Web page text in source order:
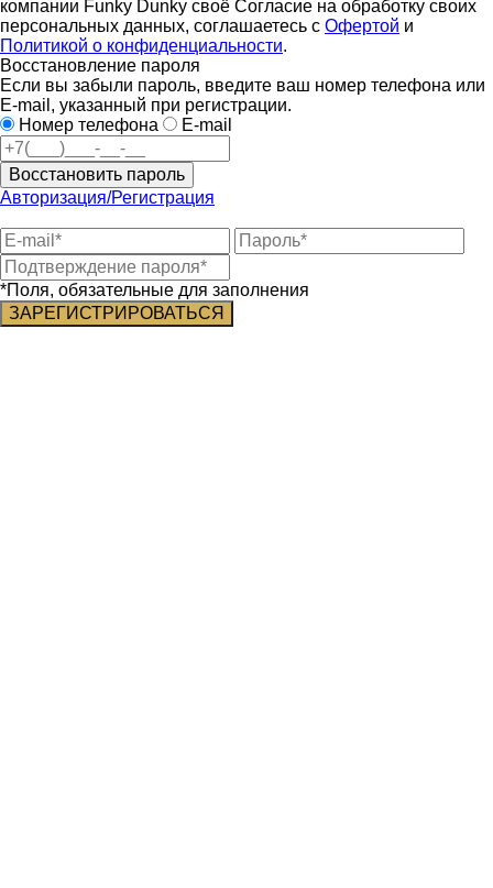
компании Funky Dunky своё Согласие на обработку своих
персональных данных, соглашаетесь с Офертой и
Политикой о конфиденциальности.
Восстановление пароля
Если вы забыли пароль, введите ваш номер телефона или
E-mail, указанный при регистрации.
Номер телефона
E-mail
Восстановить пароль
Авторизация/Регистрация
*Поля, обязательные для заполнения